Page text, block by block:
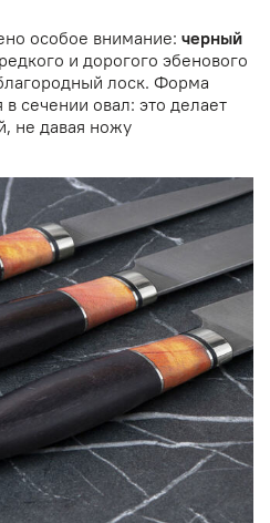
особое внимание: черный
и дорогого эбенового
лоск. Форма
сечении овал: это делает
не давая ножу